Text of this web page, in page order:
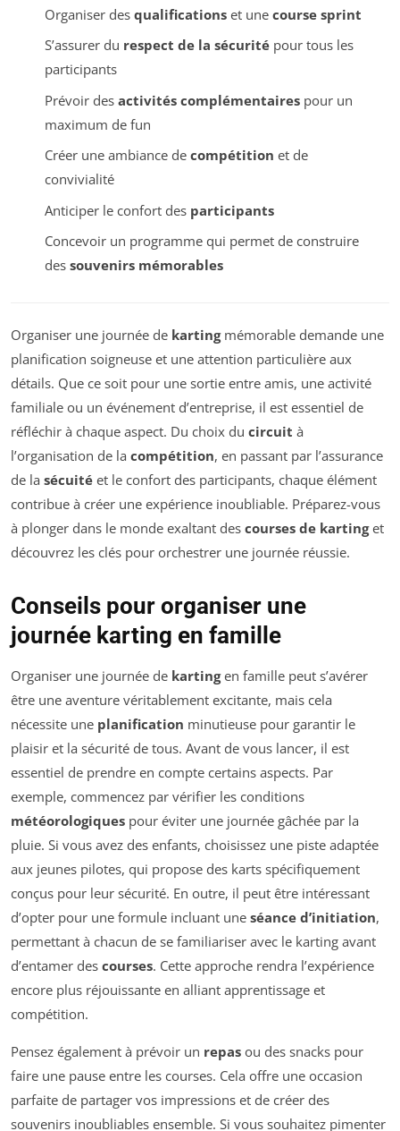
Organiser des qualificationset une course sprint
S’assurer du respect de la sécuritépour tous les
participants
Prévoir des activités complémentairespour un
maximum de fun
Créer une ambiance de compétition et de
convivialité
Anticiper le confort des participants
Concevoir un programme qui permet de construire
des souvenirs mémorables
Organiser une journée de kartingmémorable demande une
planification soigneuse et une attention particulière aux
détails. Que ce soit pour une sortie entre amis, une activité
familiale ou un événement d’entreprise, il est essentiel de
réfléchir à chaque aspect. Du choix du circuit à
l’organisation de la compétition, en passant par l’assurance
de la sécuité et le confort des participants, chaque élément
contribue à créer une expérience inoubliable. Préparez-vous
à plonger dans le monde exaltant des courses de kartinget
découvrez les clés pour orchestrer une journée réussie.
Conseils pour organiser une
journée karting en famille
Organiser une journée de kartingen famille peut s’avérer
être une aventure véritablement excitante, mais cela
nécessite une planification minutieuse pour garantir le
plaisir et la sécurité de tous. Avant de vous lancer, il est
essentiel de prendre en compte certains aspects. Par
exemple, commencez par vérifier les conditions
météorologiques pour éviter une journée gâchée par la
pluie. Si vous avez des enfants, choisissez une piste adaptée
aux jeunes pilotes, qui propose des karts spécifiquement
conçus pour leur sécurité. En outre, il peut être intéressant
d’opter pour une formule incluant une séance d’initiation,
permettant à chacun de se familiariser avec le karting avant
d’entamer des courses. Cette approche rendra l’expérience
encore plus réjouissante en alliant apprentissage et
compétition.
Pensez également à prévoir un repas ou des snacks pour
faire une pause entre les courses. Cela offre une occasion
parfaite de partager vos impressions et de créer des
souvenirs inoubliables ensemble. Si vous souhaitez pimenter